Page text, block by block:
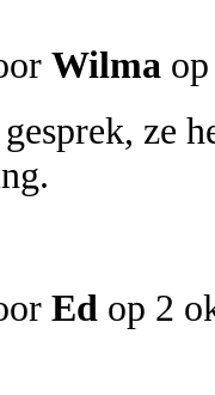
Wilma
ze
Ed op 2